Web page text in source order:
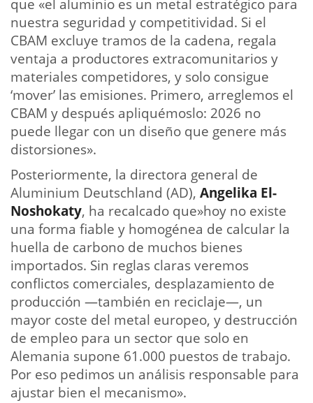
que «el aluminio es un metal estratégico para
nuestra seguridad y competitividad. Si el
CBAM excluye tramos de la cadena, regala
ventaja a productores extracomunitarios y
materiales competidores, y solo consigue
‘mover’ las emisiones. Primero, arreglemos el
CBAM y después apliquémoslo: 2026 no
puede llegar con un diseño que genere más
distorsiones».
Posteriormente, la directora general de
Aluminium Deutschland (AD), Angelika El-
Noshokaty, ha recalcado que»hoy no existe
una forma fiable y homogénea de calcular la
huella de carbono de muchos bienes
importados. Sin reglas claras veremos
conflictos comerciales, desplazamiento de
producción —también en reciclaje—, un
mayor coste del metal europeo, y destrucción
de empleo para un sector que solo en
Alemania supone 61.000 puestos de trabajo.
Por eso pedimos un análisis responsable para
ajustar bien el mecanismo».